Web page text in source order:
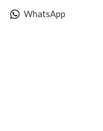
WhatsApp